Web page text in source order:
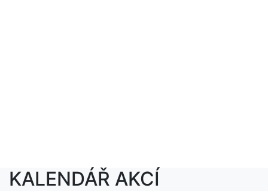
KALENDÁŘ AKCÍ